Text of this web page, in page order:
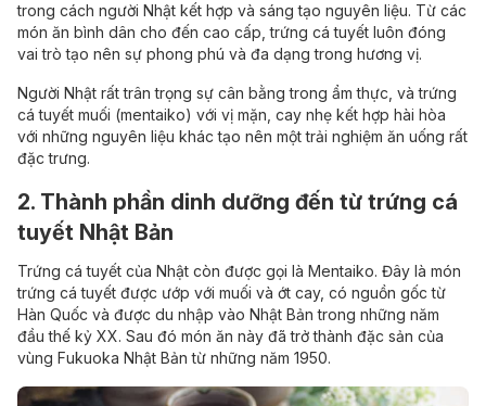
trong cách người Nhật kết hợp và sáng tạo nguyên liệu. Từ các
món ăn bình dân cho đến cao cấp, trứng cá tuyết luôn đóng
vai trò tạo nên sự phong phú và đa dạng trong hương vị.
Người Nhật rất trân trọng sự cân bằng trong ẩm thực, và trứng
cá tuyết muối (mentaiko) với vị mặn, cay nhẹ kết hợp hài hòa
với những nguyên liệu khác tạo nên một trải nghiệm ăn uống rất
đặc trưng.
2. Thành phần dinh dưỡng đến từ trứng cá
tuyết Nhật Bản
Trứng cá tuyết của Nhật còn được gọi là Mentaiko. Đây là món
trứng cá tuyết được ướp với muối và ớt cay, có nguồn gốc từ
Hàn Quốc và được du nhập vào Nhật Bản trong những năm
đầu thế kỷ XX. Sau đó món ăn này đã trở thành đặc sản của
vùng Fukuoka Nhật Bản từ những năm 1950.